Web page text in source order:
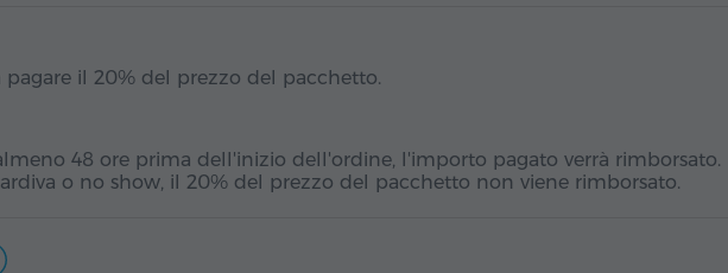
pagare il 20% del prezzo del pacchetto.
48 ore prima dell'inizio dell'ordine, l'importo pagato verrà rimborsato.
o no show, il 20% del prezzo del pacchetto non viene rimborsato.